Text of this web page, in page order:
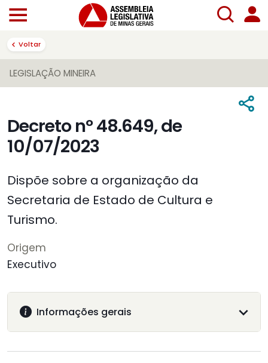
Voltar
LEGISLAÇÃO MINEIRA
Decreto nº 48.649, de
10/07/2023
Dispõe sobre a organização da
Secretaria de Estado de Cultura e
Turismo.
Origem
Executivo
Informações gerais